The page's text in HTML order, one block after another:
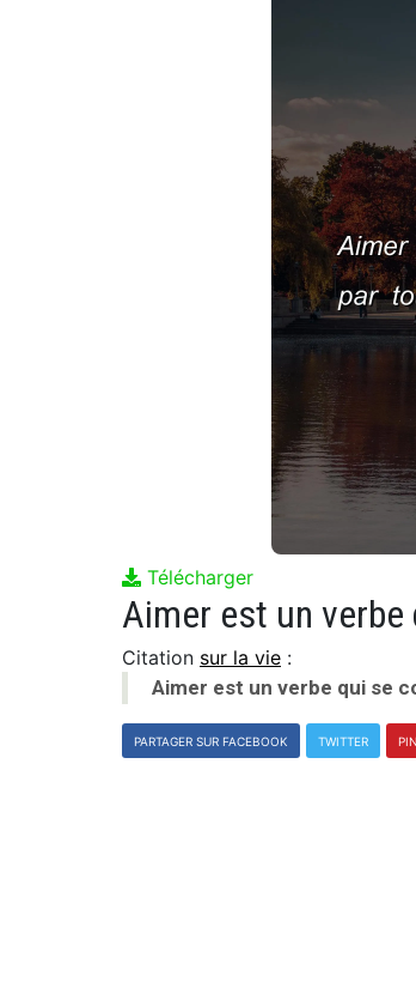
Télécharger
Aimer est un
Citation sur la vie :
Aimer est un verbe qui se
PARTAGER SUR FACEBOOK TWITTER